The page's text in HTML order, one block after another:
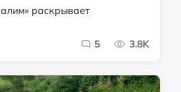
раскрывает
5 3.8K